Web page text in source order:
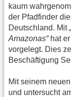
kaum
der Pfadfinder
Deutschland. Mit
Amazonas“hat er
vorgelegt. Dies
Beschäftigung
Mit seinem
und untersucht